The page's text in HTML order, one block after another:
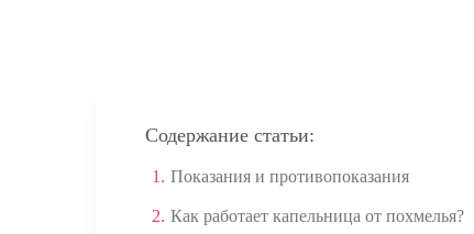
Содержание статьи:
1. Показания и противопоказания
2. Как работает капельница от похмелья?